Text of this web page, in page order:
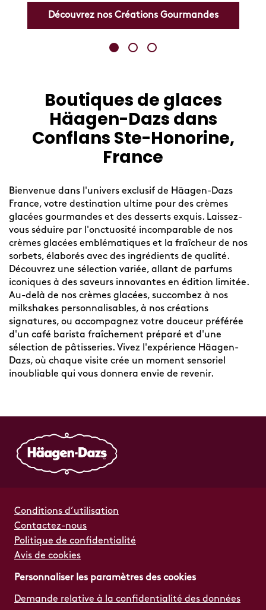
Découvrez nos Créations Gourmandes
Boutiques de glaces
Häagen-Dazs dans
Conflans Ste-Honorine,
France
Bienvenue dans l'univers exclusif de Häagen-Dazs
France, votre destination ultime pour des crèmes
glacées gourmandes et des desserts exquis. Laissez-
vous séduire par l'onctuosité incomparable de nos
crèmes glacées emblématiques et la fraîcheur de nos
sorbets, élaborés avec des ingrédients de qualité.
Découvrez une sélection variée, allant de parfums
iconiques à des saveurs innovantes en édition limitée.
Au-delà de nos crèmes glacées, succombez à nos
milkshakes personnalisables, à nos créations
signatures, ou accompagnez votre douceur préférée
d'un café barista fraîchement préparé et d'une
sélection de pâtisseries. Vivez l'expérience Häagen-
Dazs, où chaque visite crée un moment sensoriel
inoubliable qui vous donnera envie de revenir.
Conditions d’utilisation
Contactez-nous
Politique de confidentialité
Avis de cookies
Personnaliser les paramètres des cookies
Demande relative à la confidentialité des données